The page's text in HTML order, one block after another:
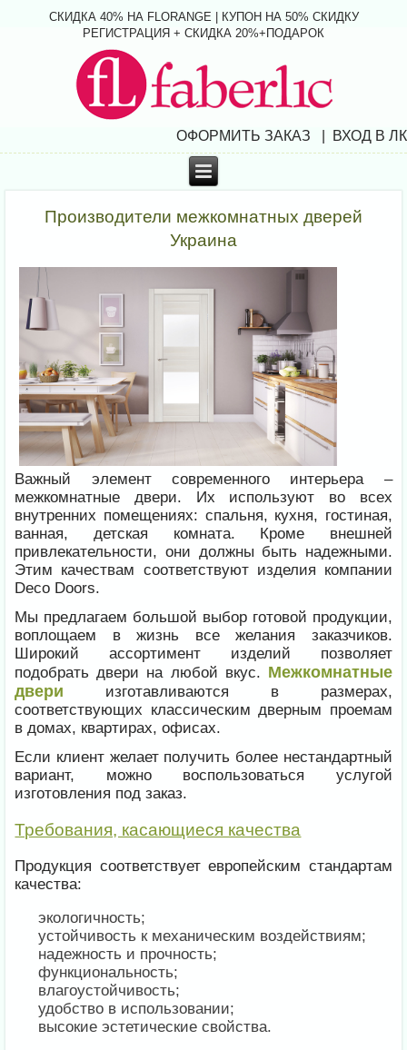
СКИДКА 40% НА FLORANGE | КУПОН НА 50% СКИДКУ
РЕГИСТРАЦИЯ + СКИДКА 20%+ПОДАРОК
ОФОРМИТЬ ЗАКАЗ | ВХОД В ЛК
Производители межкомнатных дверей
Украина
Важный элемент современного интерьера –
межкомнатные двери. Их используют во всех
внутренних помещениях: спальня, кухня, гостиная,
ванная, детская комната. Кроме внешней
привлекательности, они должны быть надежными.
Этим качествам соответствуют изделия компании
Deco Doors.
Мы предлагаем большой выбор готовой продукции,
воплощаем в жизнь все желания заказчиков.
Широкий ассортимент изделий позволяет
подобрать двери на любой вкус. Межкомнатные
двери изготавливаются в размерах,
соответствующих классическим дверным проемам
в домах, квартирах, офисах.
Если клиент желает получить более нестандартный
вариант, можно воспользоваться услугой
изготовления под заказ.
Требования, касающиеся качества
Продукция соответствует европейским стандартам
качества:
экологичность;
устойчивость к механическим воздействиям;
надежность и прочность;
функциональность;
влагоустойчивость;
удобство в использовании;
высокие эстетические свойства.